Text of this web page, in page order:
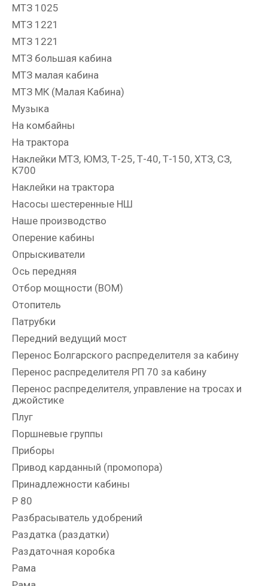
МТЗ 1025
МТЗ 1221
МТЗ 1221
МТЗ большая кабина
МТЗ малая кабина
МТЗ МК (Малая Кабина)
Музыка
На комбайны
На трактора
Наклейки МТЗ, ЮМЗ, Т-25, Т-40, Т-150, ХТЗ, СЗ,
К700
Наклейки на трактора
Насосы шестеренные НШ
Наше производство
Оперение кабины
Опрыскиватели
Ось передняя
Отбор мощности (ВОМ)
Отопитель
Патрубки
Передний ведущий мост
Перенос Болгарского распределителя за кабину
Перенос распределителя РП 70 за кабину
Перенос распределителя, управление на тросах и
джойстике
Плуг
Поршневые группы
Приборы
Привод карданный (промопора)
Принадлежности кабины
Р 80
Разбрасыватель удобрений
Раздатка (раздатки)
Раздаточная коробка
Рама